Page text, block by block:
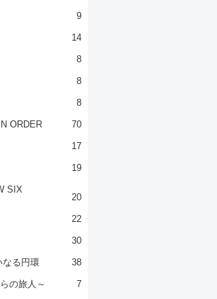
9
14
8
8
8
ORDER 70
17
19
SIX
20
22
30
なる円環 38
の旅人～ 7